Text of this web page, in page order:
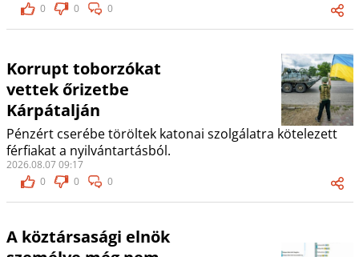
0
0 0
Korrupt toborzókat
vettek őrizetbe
Kárpátalján
Pénzért cserébe töröltek katonai szolgálatra kötelezett
férfiakat a nyilvántartásból.
2026.08.07 09:17
0
0 0
A köztársasági elnök